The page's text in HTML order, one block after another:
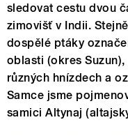
sledovat cestu dvou
zimovišť v Indii.
dospělé ptáky
oblasti (okres
různých hnízdech a
Samce jsme
samici Altynaj